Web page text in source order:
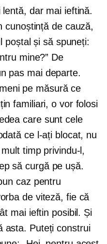
dar mai ieftină.
cunoștință de cauză,
poștal și să spuneți:
mine?” De
pas mai departe.
pe măsură ce
familiari, o vor folosi
care sunt cele
ce l-ați blocat, nu
timp privindu-l,
să curgă pe ușă.
caz pentru
de viteză, fie că
mai ieftin posibil. Și
asta. Puteți construi